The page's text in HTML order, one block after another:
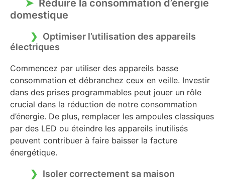
Réduire la consommation d’énergie
domestique
Optimiser l’utilisation des appareils
électriques
Commencez par utiliser des appareils basse
consommation et débranchez ceux en veille. Investir
dans des prises programmables peut jouer un rôle
crucial dans la réduction de notre consommation
d’énergie. De plus, remplacer les ampoules classiques
par des LED ou éteindre les appareils inutilisés
peuvent contribuer à faire baisser la facture
énergétique.
Isoler correctement sa maison